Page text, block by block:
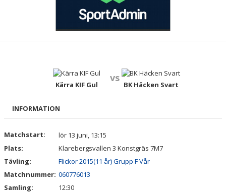
BILDGALLERI
Kärra KIF Gul
vs
BK Häcken Svart
INFORMATION
Matchstart:
lör 13 juni, 13:15
Plats:
Klarebergsvallen 3 Konstgräs 7M7
Tävling:
Flickor 2015(11 år) Grupp F Vår
Matchnummer: 060776013
Samling:
12:30